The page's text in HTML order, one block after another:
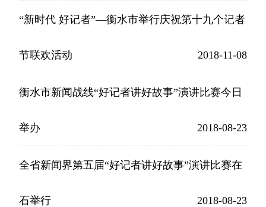
“新时代 好记者”—衡水市举行庆祝第十九个记者
节联欢活动 2018-11-08
衡水市新闻战线“好记者讲好故事”演讲比赛今日
举办 2018-08-23
全省新闻界第五届“好记者讲好故事”演讲比赛在
石举行 2018-08-23